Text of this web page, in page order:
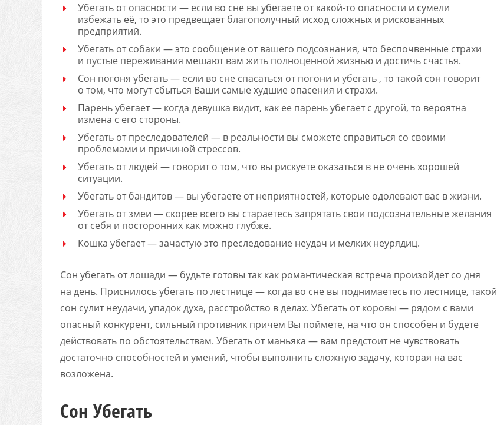
Убегать от опасности — если во сне вы убегаете от какой-то опасности и сумели
избежать её, то это предвещает благополучный исход сложных и рискованных
предприятий.
Убегать от собаки — это сообщение от вашего подсознания, что беспочвенные страхи
и пустые переживания мешают вам жить полноценной жизнью и достичь счастья.
Сон погоня убегать — если во сне спасаться от погони и убегать , то такой сон говорит
о том, что могут сбыться Ваши самые худшие опасения и страхи.
Парень убегает — когда девушка видит, как ее парень убегает с другой, то вероятна
измена с его стороны.
Убегать от преследователей — в реальности вы сможете справиться со своими
проблемами и причиной стрессов.
Убегать от людей — говорит о том, что вы рискуете оказаться в не очень хорошей
ситуации.
Убегать от бандитов — вы убегаете от неприятностей, которые одолевают вас в жизни.
Убегать от змеи — скорее всего вы стараетесь запрятать свои подсознательные желания
от себя и посторонних как можно глубже.
Кошка убегает — зачастую это преследование неудач и мелких неурядиц.
Сон убегать от лошади — будьте готовы так как романтическая встреча произойдет со дня
на день. Приснилось убегать по лестнице — когда во сне вы поднимаетесь по лестнице, такой
сон сулит неудачи, упадок духа, расстройство в делах. Убегать от коровы — рядом с вами
опасный конкурент, сильный противник причем Вы поймете, на что он способен и будете
действовать по обстоятельствам. Убегать от маньяка — вам предстоит не чувствовать
достаточно способностей и умений, чтобы выполнить сложную задачу, которая на вас
возложена.
Сон Убегать